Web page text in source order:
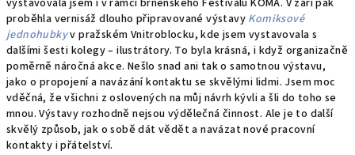
vystavovala jsem i v rámci brněnského Festivalu KOMA. V září pak
proběhla vernisáž dlouho připravované výstavy Komiksové
jednohubkyv pražském Vnitroblocku, kde jsem vystavovala s
dalšími šesti kolegy – ilustrátory. To byla krásná, i když organizačně
poměrně náročná akce. Nešlo snad ani tak o samotnou výstavu,
jako o propojení a navázání kontaktu se skvělými lidmi. Jsem moc
vděčná, že všichni z oslovených na můj návrh kývli a šli do toho se
mnou. Výstavy rozhodně nejsou výdělečná činnost. Ale je to další
skvělý způsob, jak o sobě dát vědět a navázat nové pracovní
kontakty i přátelství.